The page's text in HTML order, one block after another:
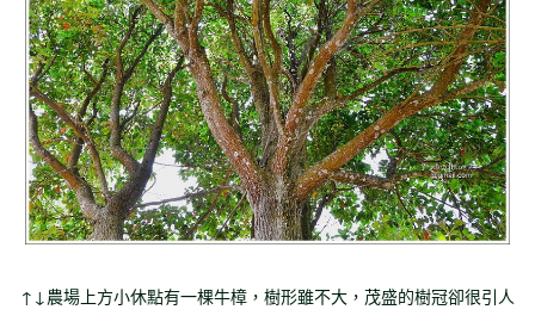
↑↓農場上方小休點有一棵牛樟，樹形雖不大，茂盛的樹冠卻很引人